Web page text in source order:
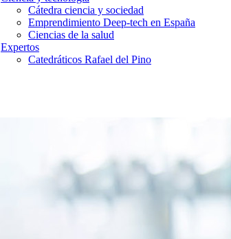
Cátedra ciencia y sociedad
Emprendimiento Deep-tech en España
Ciencias de la salud
Expertos
Catedráticos Rafael del Pino